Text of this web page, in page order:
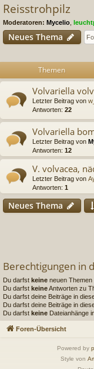
riff
Reisstrohpilz
Moderatoren: Mycelio
Neues Thema
Themen
Volvariella
Letzter Beitrag von
Antworten: 22
Volvariella
Letzter Beitrag von
Antworten: 12
V. volvacea,
Letzter Beitrag von
Antworten: 1
Neues Thema
Berechtigungen in
Du darfst keine neuen Themen
Du darfst keineAntworten zu
Du darfst deine Beiträge in
Du darfst deine Beiträge in
Du darfst keine Dateianhänge
Foren-Übersicht
Powered by
Style von